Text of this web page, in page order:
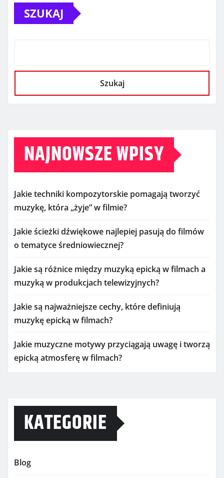
SZUKAJ
Szukaj
NAJNOWSZE WPISY
Jakie techniki kompozytorskie pomagają tworzyć
muzykę, która „żyje” w filmie?
Jakie ścieżki dźwiękowe najlepiej pasują do filmów
o tematyce średniowiecznej?
Jakie są różnice między muzyką epicką w filmach a
muzyką w produkcjach telewizyjnych?
Jakie są najważniejsze cechy, które definiują
muzykę epicką w filmach?
Jakie muzyczne motywy przyciągają uwagę i tworzą
epicką atmosferę w filmach?
KATEGORIE
Blog